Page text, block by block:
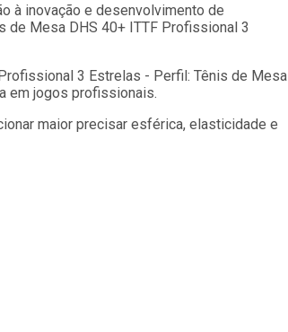
à inovação e desenvolvimento de
de Mesa DHS 40+ ITTF Profissional 3
3 Estrelas - Perfil: Tênis de Mesa
em jogos profissionais.
maior precisar esférica, elasticidade e